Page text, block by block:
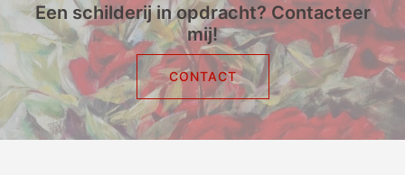
Een schilderij in opdracht? Contacteer
mij!
CONTACT